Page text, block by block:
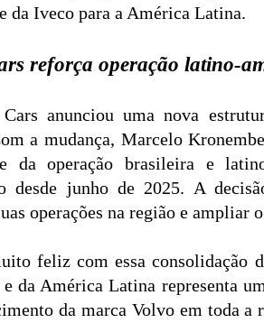
da Iveco para a América Latina.
reforça operação latino-
anunciou uma nova
a mudança, Marcelo
da operação brasileira e
desde junho de 2025. A
operações na região e ampliar
feliz com essa consolidação
da América Latina representa
da marca Volvo em toda a